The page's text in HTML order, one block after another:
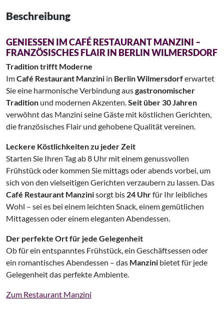
Beschreibung
GENIESSEN IM CAFÉ RESTAURANT MANZINI – F
RANZÖSISCHES FLAIR IN BERLIN WILMERSDORF
Tradition trifft Moderne
ImCafé Restaurant Manzini in Berlin Wilmersdorferwartet
Sie eine harmonische Verbindung ausgastronomischer
Tradition und modernen Akzenten. Seit über 30 Jahren
verwöhnt das Manzini seine Gäste mit köstlichen Gerichten,
die französisches Flair und gehobene Qualität vereinen.
Leckere Köstlichkeiten zu jeder Zeit
Starten Sie Ihren Tag ab 8 Uhr mit einem genussvollen
Frühstück oder kommen Sie mittags oder abends vorbei, um
sich von den vielseitigen Gerichten verzaubern zu lassen. Das
Café Restaurant Manzinisorgt bis 24 Uhrfür Ihr leibliches
Wohl – sei es bei einem leichten Snack, einem gemütlichen
Mittagessen oder einem eleganten Abendessen.
Der perfekte Ort für jede Gelegenheit
Ob für ein entspanntes Frühstück, ein Geschäftsessen oder
ein romantisches Abendessen – das Manzini bietet für jede
Gelegenheit das perfekte Ambiente.
Zum Restaurant Manzini